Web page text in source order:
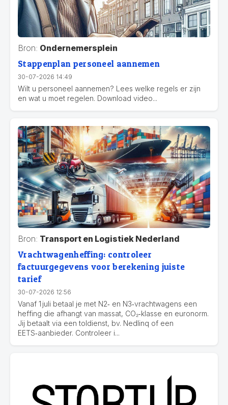
Bron: Ondernemersplein
Stappenplan personeel aannemen
30-07-2026 14:49
Wilt u personeel aannemen? Lees welke regels er zijn
en wat u moet regelen. Download video...
Bron: Transport en Logistiek Nederland
Vrachtwagenheffing: controleer
factuurgegevens voor berekening juiste
tarief
30-07-2026 12:56
Vanaf 1 juli betaal je met N2‑ en N3‑vrachtwagens een
heffing die afhangt van massat, CO₂‑klasse en euronorm.
Jij betaalt via een toldienst, bv. Nedlinq of een
EETS‑aanbieder. Controleer i...